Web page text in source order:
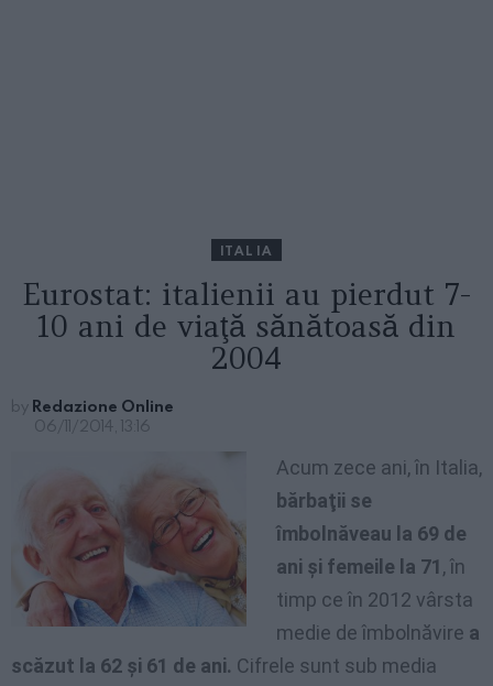
ITALIA
Eurostat: italienii au pierdut 7-
10 ani de viaţă sănătoasă din
2004
by Redazione Online
06/11/2014, 13:16
Acum zece ani, în Italia,
bărbaţii se
îmbolnăveau la 69 de
ani şi femeile la 71 , în
timp ce în 2012 vârsta
medie de îmbolnăvire a
scăzut la 62 şi 61 de ani. Cifrele sunt sub media